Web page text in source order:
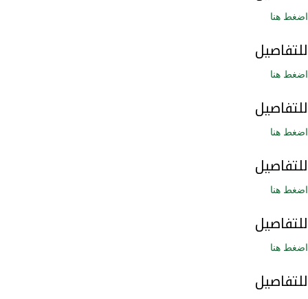
اضغط هنا
للتفاصيل
اضغط هنا
للتفاصيل
اضغط هنا
للتفاصيل
اضغط هنا
للتفاصيل
اضغط هنا
للتفاصيل